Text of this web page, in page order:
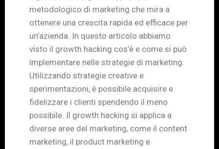
metodologico di marketing che mira a
ottenere una crescita rapida ed efficace per
un’azienda. In questo articolo abbiamo
visto il growth hacking cos’è e come si può
implementare nelle strategie di marketing.
Utilizzando strategie creative e
sperimentazioni, è possibile acquisire e
fidelizzare i clienti spendendo il meno
possibile. Il growth hacking si applica a
diverse aree del marketing, come il content
marketing, il product marketing e